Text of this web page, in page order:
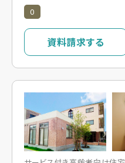
0
資料請求する